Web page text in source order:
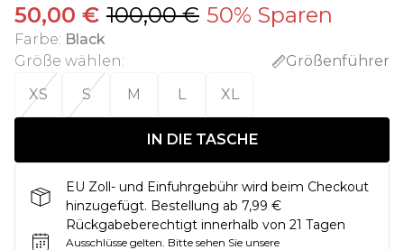
50,00 € 100,00 € 50% Sparen
Farbe: Black
Größe wählen:
Größenführer
XS
S M L XL
IN DIE TASCHE
EU Zoll- und Einfuhrgebühr wird beim Checkout
hinzugefügt. Bestellung ab 7,99 €
Rückgabeberechtigt innerhalb von 21 Tagen
Ausschlüsse gelten. Bitte sehen Sie unsere